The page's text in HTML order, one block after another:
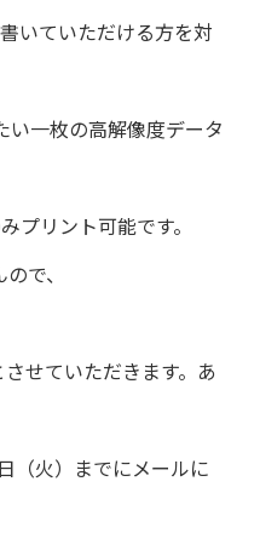
いていただける方を対
一枚の高解像度データ
リント可能です。
で、
せていただきます。あ
（火）までにメールに